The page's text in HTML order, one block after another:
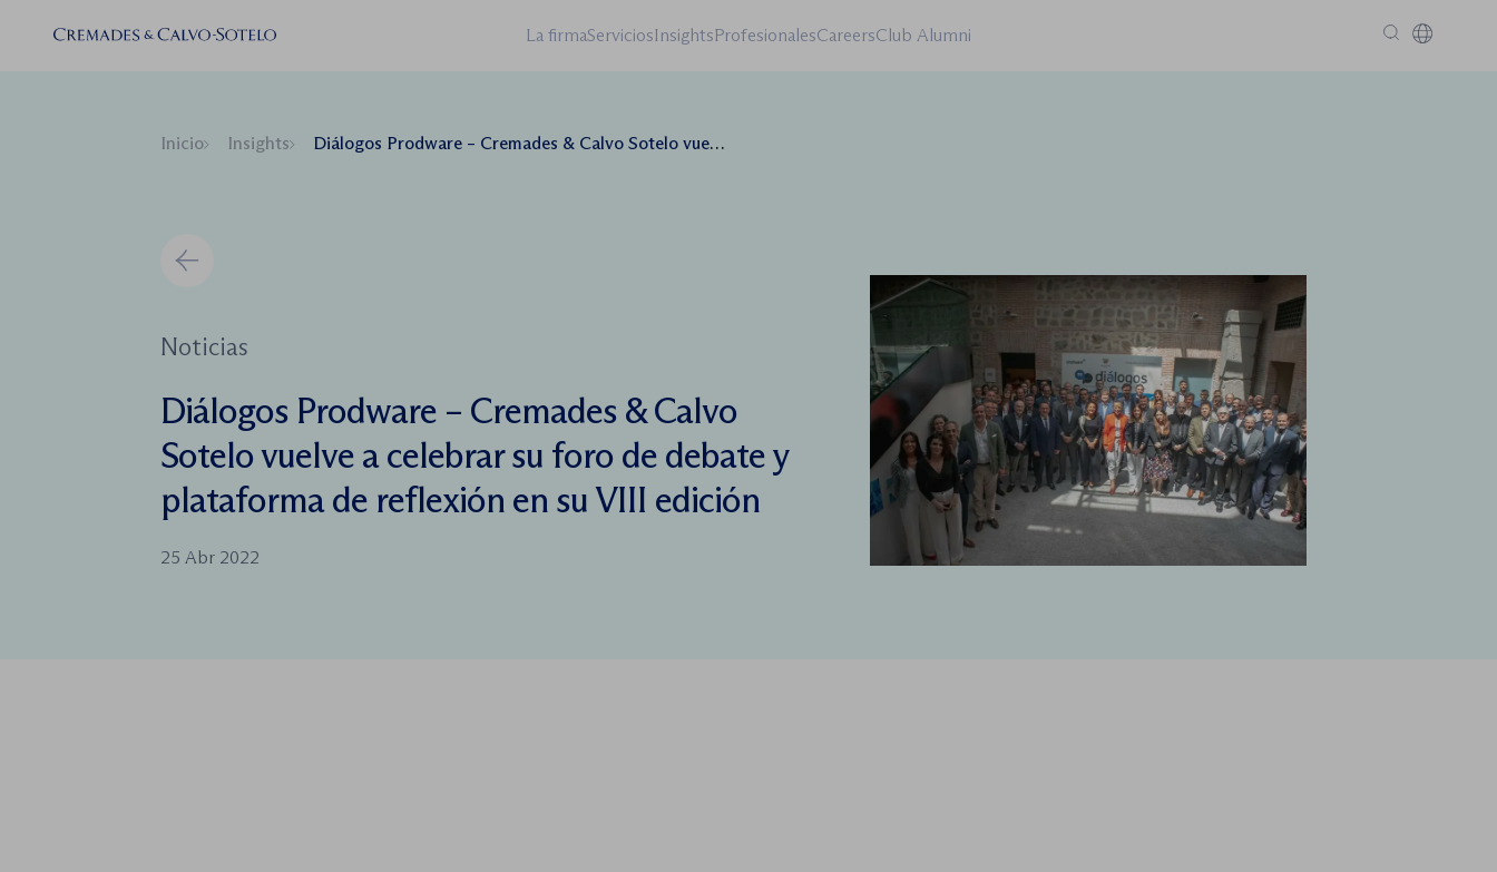
La firmaServiciosInsightsProfesionalesCareersClub Alumni
Inicio Insights Diálogos Prodware – Cremades & Calvo Sotelo vuelve a celebrar su foro de debate y plataforma de reflexión en su VIII edición
Noticias
Diálogos Prodware – Cremades & Calvo
Sotelo vuelve a celebrar su foro de debate y
plataforma de reflexión en su VIII edición
25 Abr 2022